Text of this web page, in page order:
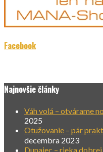
Facebook
Najnovšie články
Váh volá – otvárame
2025
Otužovanie – pár
decembra 2023
Dunajec – rieka